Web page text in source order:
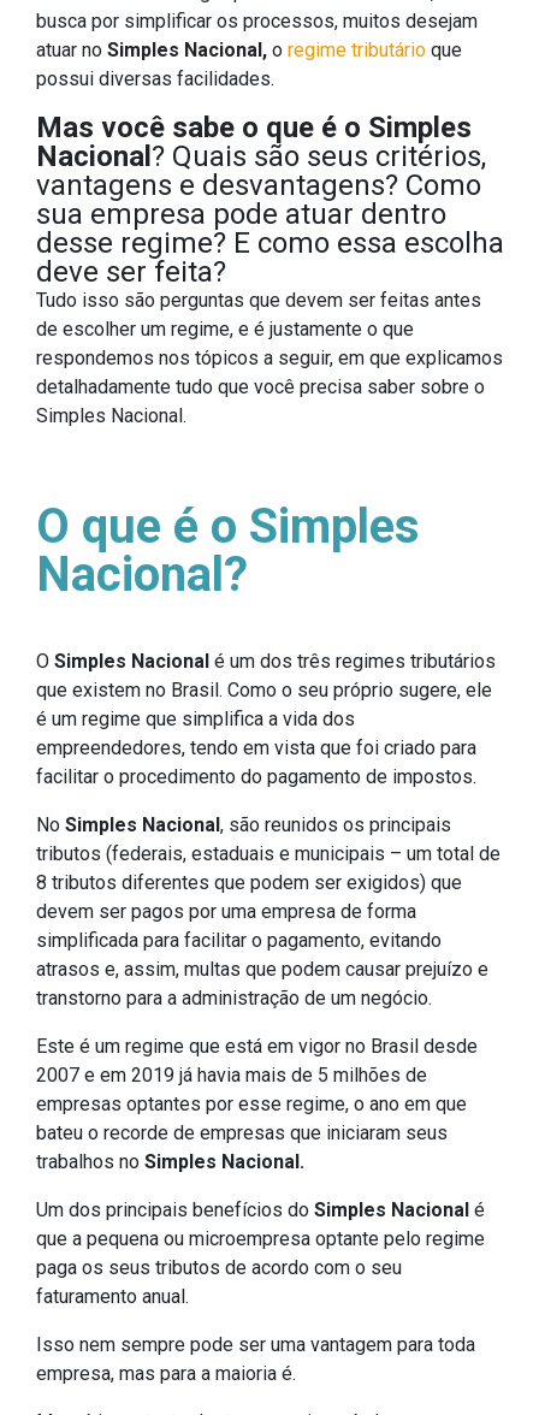
busca por simplificar os processos, muitos desejam
atuar no Simples Nacional, o regime tributário que
possui diversas facilidades.
Mas você sabe o que é o Simples
Nacional ? Quais são seus critérios,
vantagens e desvantagens? Como
sua empresa pode atuar dentro
desse regime? E como essa escolha
deve ser feita?
Tudo isso são perguntas que devem ser feitas antes
de escolher um regime, e é justamente o que
respondemos nos tópicos a seguir, em que explicamos
detalhadamente tudo que você precisa saber sobre o
Simples Nacional.
O que é o Simples
Nacional?
O Simples Nacional é um dos três regimes tributários
que existem no Brasil. Como o seu próprio sugere, ele
é um regime que simplifica a vida dos
empreendedores, tendo em vista que foi criado para
facilitar o procedimento do pagamento de impostos.
No Simples Nacional , são reunidos os principais
tributos (federais, estaduais e municipais – um total de
8 tributos diferentes que podem ser exigidos) que
devem ser pagos por uma empresa de forma
simplificada para facilitar o pagamento, evitando
atrasos e, assim, multas que podem causar prejuízo e
transtorno para a administração de um negócio.
Este é um regime que está em vigor no Brasil desde
2007 e em 2019 já havia mais de 5 milhões de
empresas optantes por esse regime, o ano em que
bateu o recorde de empresas que iniciaram seus
trabalhos no Simples Nacional.
Um dos principais benefícios do Simples Nacional é
que a pequena ou microempresa optante pelo regime
paga os seus tributos de acordo com o seu
faturamento anual.
Isso nem sempre pode ser uma vantagem para toda
empresa, mas para a maioria é.